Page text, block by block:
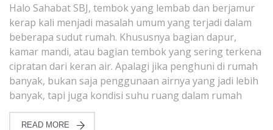
Halo Sahabat SBJ, tembok yang lembab dan berjamur
kerap kali menjadi masalah umum yang terjadi dalam
beberapa sudut rumah. Khususnya bagian dapur,
kamar mandi, atau bagian tembok yang sering terkena
cipratan dari keran air. Apalagi jika penghuni di rumah
banyak, bukan saja penggunaan airnya yang jadi lebih
banyak, tapi juga kondisi suhu ruang dalam rumah
READ MORE